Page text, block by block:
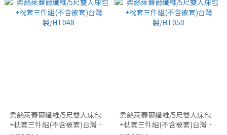
柔絲萊賽爾纖維/5尺雙人床包
+枕套三件組(不含被套)台灣
柔絲萊賽爾纖維/5尺雙人床包
+枕套三件組(不含被套)台灣